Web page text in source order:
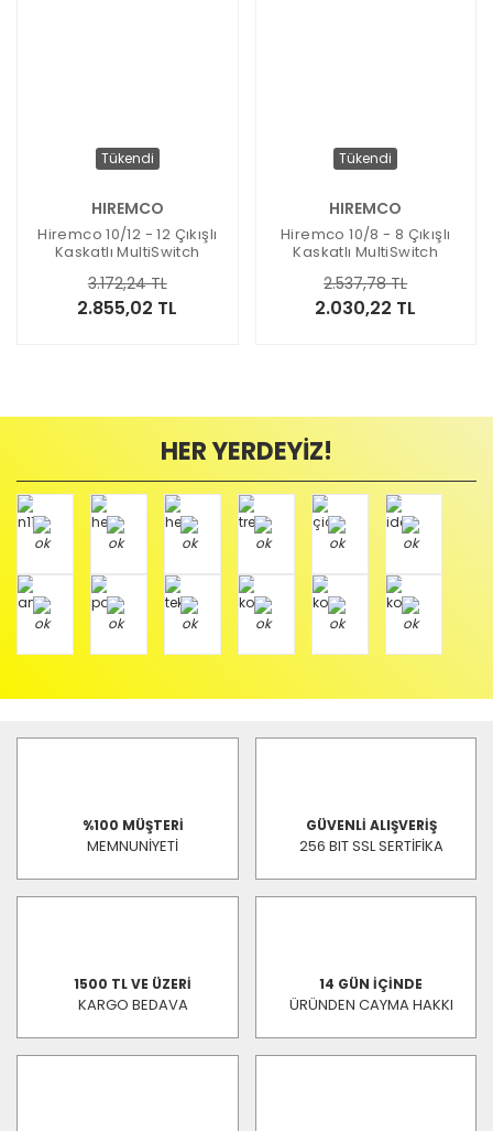
Tükendi
HIREMCO
Hiremco 10/12 - 12 Çıkışlı
Kaskatlı MultiSwitch
2.855,02 TL
3.172,24 TL
Tükendi
HIREMCO
Hiremco 10/8 - 8 Çıkışlı
Kaskatlı MultiSwitch
2.030,22 TL
2.537,78 TL
HER YERDEYİZ!
%100 MÜŞTERİ
MEMNUNİYETİ
GÜVENLİ ALIŞVERİŞ
256 BIT SSL SERTİFİKA
1500 TL VE ÜZERİ
KARGO BEDAVA
14 GÜN İÇİNDE
ÜRÜNDEN CAYMA HAKKI